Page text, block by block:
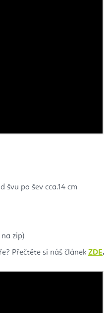
švu po šev cca.14 cm
zip)
Přečtěte si náš článek ZDE.